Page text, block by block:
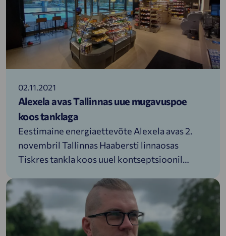
02.11.2021
Alexela avas Tallinnas uue mugavuspoe
koos tanklaga
Eestimaine energiaettevõte Alexela avas 2.
novembril Tallinnas Haabersti linnaosas
Tiskres tankla koos uuel kontseptsioonil
kõiki traditsioonilisi kütuseid, lisaks autogaasi
LPG-d, samuti on AdBlue ja klaasipesuvedeliku
tankurid kättesaadavad.